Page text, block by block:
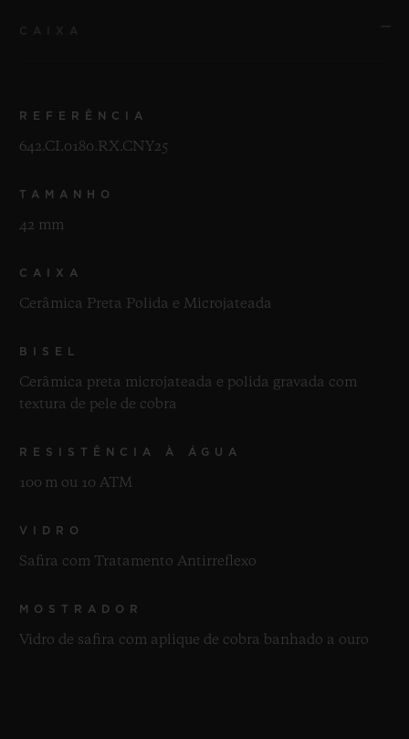
REFERÊNCIA
642.CI.0180.RX.CNY25
TAMANHO
42 mm
CAIXA
Cerâmica Preta Polida e Microjateada
BISEL
Cerâmica preta microjateada e polida gravada com
textura de pele de cobra
RESISTÊNCIA À ÁGUA
100 m ou 10 ATM
VIDRO
Safira com Tratamento Antirreflexo
MOSTRADOR
Vidro de safira com aplique de cobra banhado a ouro